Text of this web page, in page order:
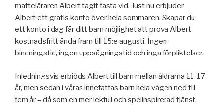
matteläraren Albert tagit fasta vid. Just nu erbjuder
Albert ett gratis konto över hela sommaren. Skapar du
ett konto i dag får ditt barn möjlighet att prova Albert
kostnadsfritt ända fram till 15:e augusti. Ingen
bindningstid, ingen uppsägningstid och inga förpliktelser.
Inledningsvis erbjöds Albert till barn mellan åldrarna 11-17
år, men sedan i våras innefattas barn hela vägen ned till
fem år – då som en mer lekfull och spelinspirerad tjänst.